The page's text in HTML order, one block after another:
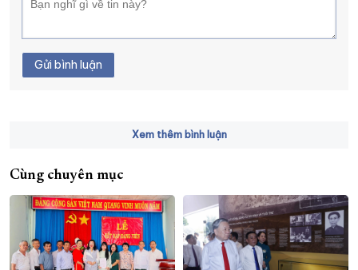
Gửi bình luận
Xem thêm bình luận
Cùng chuyên mục